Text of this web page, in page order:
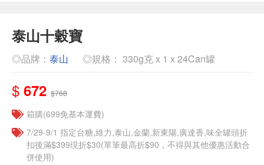
泰山十穀寶
◎品牌： 泰山 ◎規格： 330g克 x 1 x 24Can罐
$ 672 $768
箱購(699免基本運費)
7/29-9/1 指定台糖,維力,泰山,金蘭,新東陽,廣達香,味全罐頭折
扣後滿$399現折$30(單筆最高折$90，不得與其他優惠活動合
併使用)